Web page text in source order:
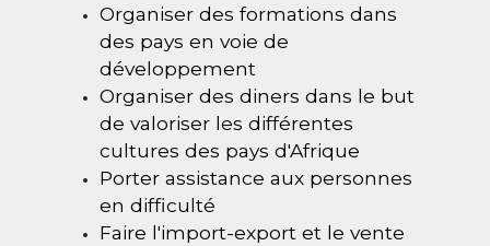
Organiser des formations dans
des pays en voie de
développement
Organiser des diners dans le but
de valoriser les différentes
cultures des pays d'Afrique
Porter assistance aux personnes
en difficulté
Faire l'import-export et le vente